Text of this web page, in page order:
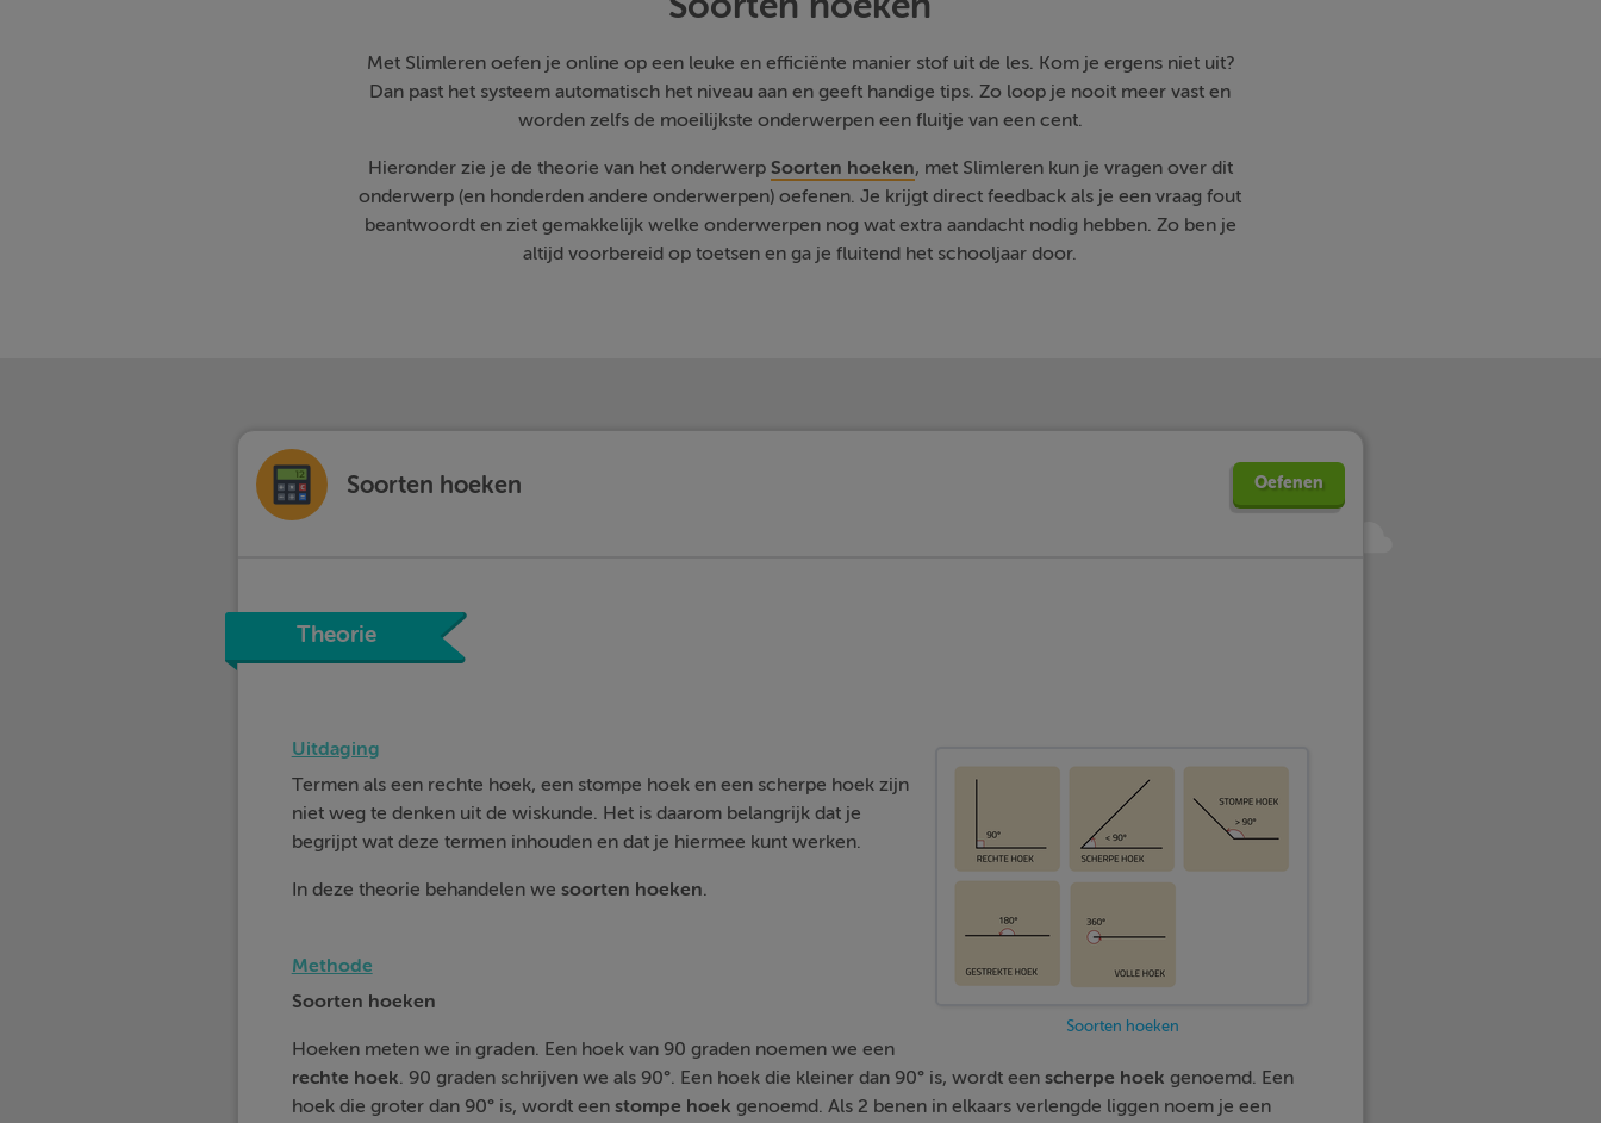
Met Slimleren oefen je online op een leuke en efficiënte manier stof uit de les. Kom je ergens niet uit?
Dan past het systeem automatisch het niveau aan en geeft handige tips. Zo loop je nooit meer vast en
worden zelfs de moeilijkste onderwerpen een fluitje van een cent.
Hieronder zie je de theorie van het onderwerp Soorten hoeken, met Slimleren kun je vragen over dit
onderwerp (en honderden andere onderwerpen) oefenen. Je krijgt direct feedback als je een vraag fout
beantwoordt en ziet gemakkelijk welke onderwerpen nog wat extra aandacht nodig hebben. Zo ben je
altijd voorbereid op toetsen en ga je fluitend het schooljaar door.
Soorten hoeken Oefenen
Theorie
Soorten hoeken
Uitdaging
Termen als een rechte hoek, een stompe hoek en een scherpe hoek zijn
niet weg te denken uit de wiskunde. Het is daarom belangrijk dat je
begrijpt wat deze termen inhouden en dat je hiermee kunt werken.
In deze theorie behandelen we soorten hoeken.
Methode
Soorten hoeken
Hoeken meten we in graden. Een hoek van 90 graden noemen we een
rechte hoek. 90 graden schrijven we als 90°. Een hoek die kleiner dan 90° is, wordt een scherpe hoek genoemd. Een
hoek die groter dan 90° is, wordt een stompe hoek genoemd. Als 2 benen in elkaars verlengde liggen noem je een